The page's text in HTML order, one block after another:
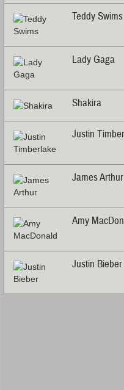
Teddy Swims
Lady Gaga
Shakira
Justin
James Arthur
Amy
Justin Bieber